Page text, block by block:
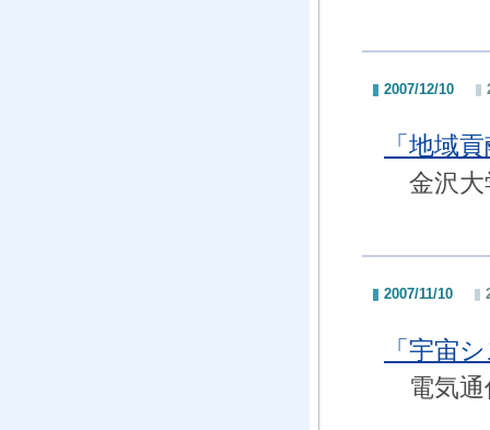
2007/12/10
「地域
金沢大
2007/11/10
「宇宙
電気通